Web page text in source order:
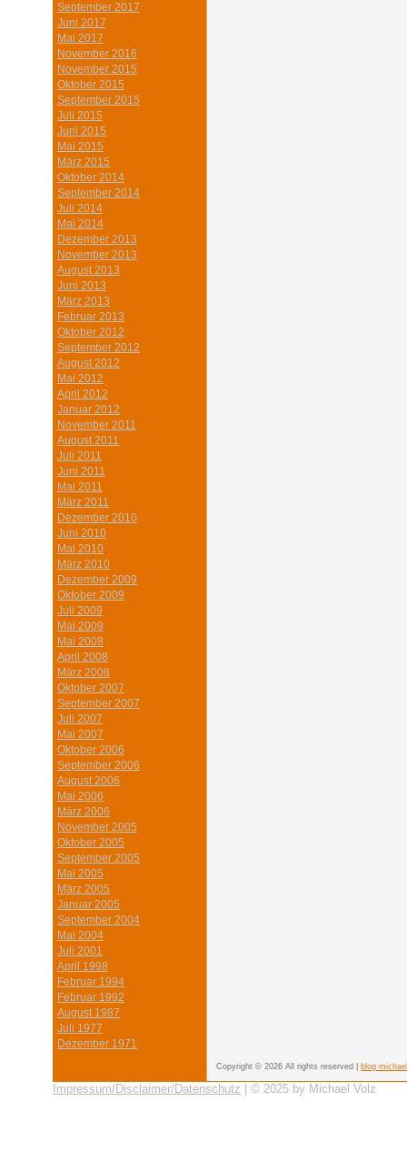
September 2017
Juni 2017
Mai 2017
November 2016
November 2015
Oktober 2015
September 2015
Juli 2015
Juni 2015
Mai 2015
März 2015
Oktober 2014
September 2014
Juli 2014
Mai 2014
Dezember 2013
November 2013
August 2013
Juni 2013
März 2013
Februar 2013
Oktober 2012
September 2012
August 2012
Mai 2012
April 2012
Januar 2012
November 2011
August 2011
Juli 2011
Juni 2011
Mai 2011
März 2011
Dezember 2010
Juni 2010
Mai 2010
März 2010
Dezember 2009
Oktober 2009
Juli 2009
Mai 2009
Mai 2008
April 2008
März 2008
Oktober 2007
September 2007
Juli 2007
Mai 2007
Oktober 2006
September 2006
August 2006
Mai 2006
März 2006
November 2005
Oktober 2005
September 2005
Mai 2005
März 2005
Januar 2005
September 2004
Mai 2004
Juli 2001
April 1998
Februar 1994
Februar 1992
August 1987
Juli 1977
Dezember 1971
Copyright © 2026 All rights reserved | blog
Impressum/Disclaimer/Datenschutz | © 2025 by Michael Volz